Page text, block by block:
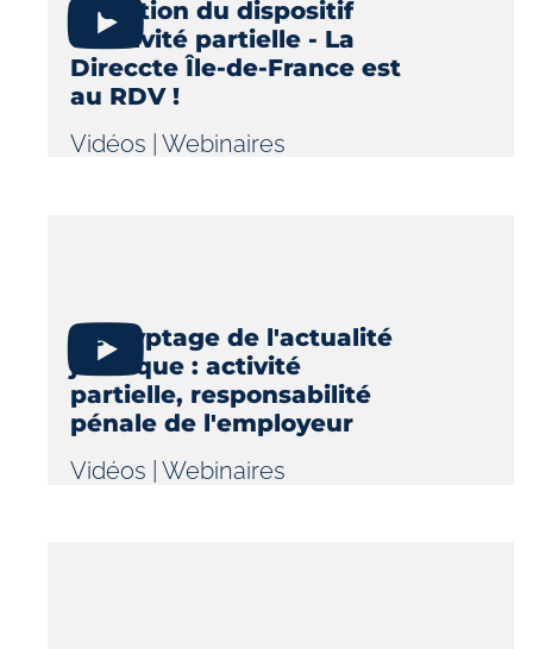
Évolution du dispositif
d'activité partielle - La
Direccte Île-de-France est
au RDV !
Vidéos |Webinaires
Décryptage de l'actualité
juridique : activité
partielle, responsabilité
pénale de l'employeur
Vidéos |Webinaires